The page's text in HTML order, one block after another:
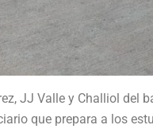
JJ Valle y Challiol del
que prepara a los